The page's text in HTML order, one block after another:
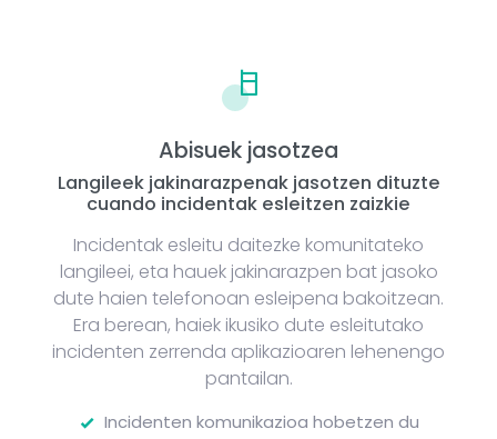
Abisuek jasotzea
Langileek jakinarazpenak jasotzen dituzte
cuando incidentak esleitzen zaizkie
Incidentak esleitu daitezke komunitateko
langileei, eta hauek jakinarazpen bat jasoko
dute haien telefonoan esleipena bakoitzean.
Era berean, haiek ikusiko dute esleitutako
incidenten zerrenda aplikazioaren lehenengo
pantailan.
Incidenten komunikazioa hobetzen du